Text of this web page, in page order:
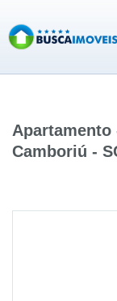
Camboriú -